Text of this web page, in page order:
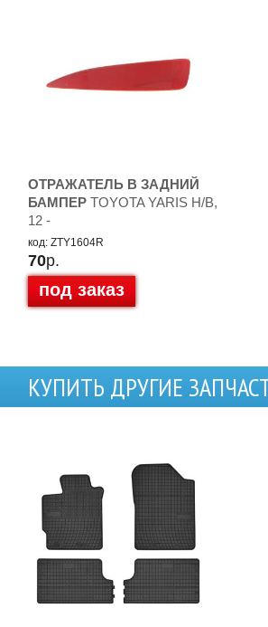
ОТРАЖАТЕЛЬ В ЗАДНИЙ
БАМПЕР TOYOTA YARIS H/B,
12 -
код: ZTY1604R
70р.
под заказ
КУПИТЬ ДРУГИЕ